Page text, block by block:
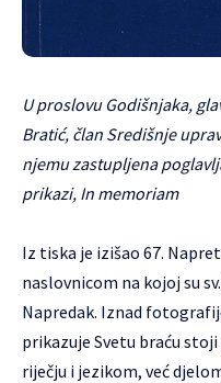
U proslovu Godišnjaka,
Bratić, član Središnje
njemu zastupljena
prikazi, In memoriam
Iz tiska je izišao 67.
naslovnicom na kojoj su
Napredak. Iznad
prikazuje Svetu braću
riječju i jezikom, već